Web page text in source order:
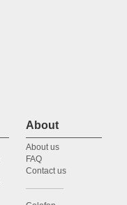
About
About us
FAQ
Contact us